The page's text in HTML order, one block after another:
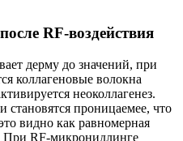
RF‑воздействия
дерму до значений, при
коллагеновые волокна
неоколлагенез.
проницаемее, что
видно как равномерная
При RF‑микронидлинге